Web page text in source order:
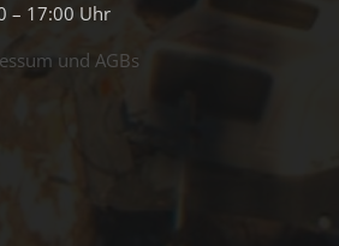
– 17:00 Uhr
und AGBs